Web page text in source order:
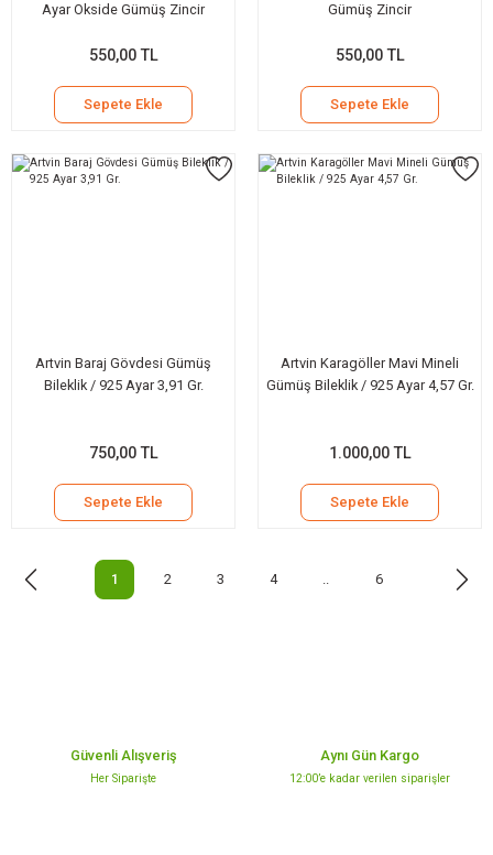
Ayar Okside Gümüş Zincir
550,00 TL
Sepete Ekle
Gümüş Zincir
550,00 TL
Sepete Ekle
Artvin Baraj Gövdesi Gümüş
Bileklik / 925 Ayar 3,91 Gr.
750,00 TL
Sepete Ekle
Artvin Karagöller Mavi Mineli
Gümüş Bileklik / 925 Ayar 4,57 Gr.
1.000,00 TL
Sepete Ekle
1 2 3 4 .. 6
Güvenli Alışveriş
Her Siparişte
Aynı Gün Kargo
12:00’e kadar verilen siparişler